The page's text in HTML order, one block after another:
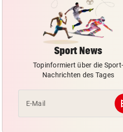
Sport News
Topinformiert über die Sport-
Nachrichten des Tages
E-Mail